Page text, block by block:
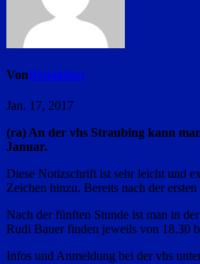
VonRedaktion
Jan. 17, 2017
(ra) An der vhs Straubing kann
Januar.
Diese Notizschrift ist sehr leicht und
Zeichen hinzu. Bereits nach der
Nach der fünften Stunde ist man in
Rudi Bauer finden jeweils von 18.30
Infos und Anmeldung bei der vhs